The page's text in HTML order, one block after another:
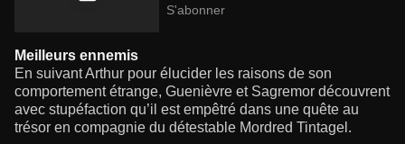
S'abonner
Meilleurs ennemis
En suivant Arthur pour élucider les raisons de son
comportement étrange, Guenièvre et Sagremor découvrent
avec stupéfaction qu’il est empêtré dans une quête au
trésor en compagnie du détestable Mordred Tintagel.